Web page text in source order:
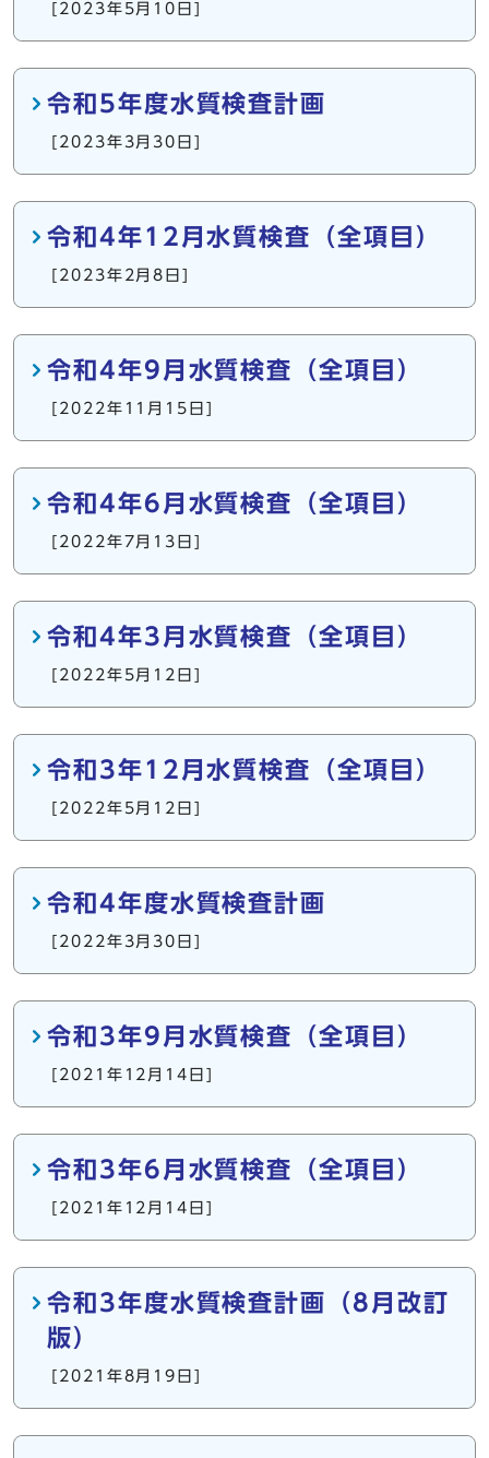
[2023年5月10日]
令和5年度水質検査計画
[2023年3月30日]
令和4年12月水質検査（全項目）
[2023年2月8日]
令和4年9月水質検査（全項目）
[2022年11月15日]
令和4年6月水質検査（全項目）
[2022年7月13日]
令和4年3月水質検査（全項目）
[2022年5月12日]
令和3年12月水質検査（全項目）
[2022年5月12日]
令和4年度水質検査計画
[2022年3月30日]
令和3年9月水質検査（全項目）
[2021年12月14日]
令和3年6月水質検査（全項目）
[2021年12月14日]
令和3年度水質検査計画（8月改訂
版）
[2021年8月19日]